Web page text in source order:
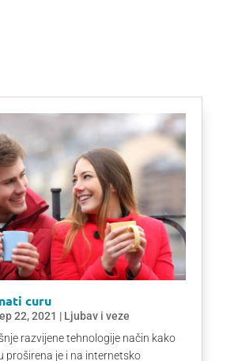
curu
22, 2021 | Ljubav i veze
razvijene tehnologije način kako
proširena je i na internetsko